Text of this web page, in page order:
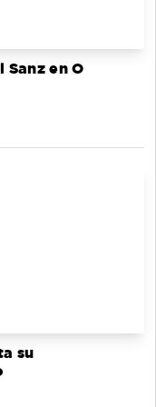
en O
su